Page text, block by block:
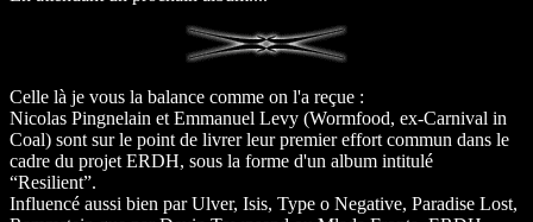
Celle là je vous la balance comme on l'a reçue :
Nicolas Pingnelain et Emmanuel Levy (Wormfood, ex-Carnival in
Coal) sont sur le point de livrer leur premier effort commun dans le
cadre du projet ERDH, sous la forme d'un album intitulé
“Resilient”.
Influencé aussi bien par Ulver, Isis, Type o Negative, Paradise Lost,